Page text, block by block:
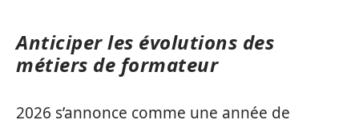
Anticiper les évolutions des
métiers de formateur
2026 s’annonce comme une année de